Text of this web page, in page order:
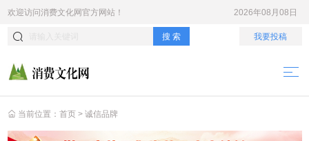
欢迎访问消费文化网官方网站！ 2026年08月08日
搜 索 我要投稿
当前位置： 首页 > 诚信品牌